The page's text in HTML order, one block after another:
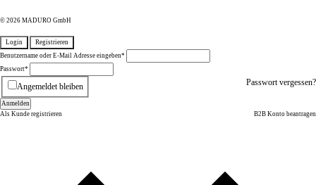
© 2026 MADURO GmbH
Login
Registrieren
Benutzername oder E-Mail Adresse eingeben*
Passwort*
Angemeldet bleiben Passwort vergessen?
Anmelden
Als Kunde registrieren
B2B Konto beantragen